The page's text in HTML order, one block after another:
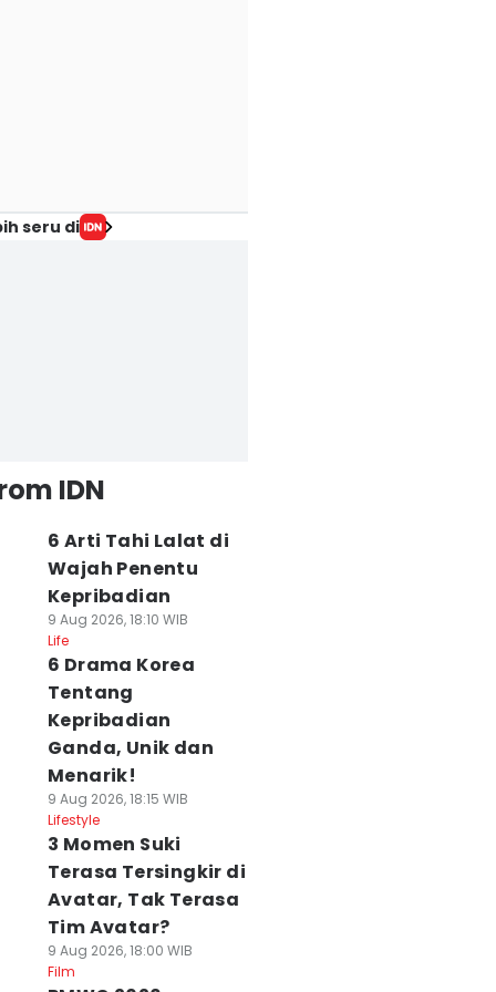
seru di
IDN
6 Arti Tahi Lalat di
Wajah Penentu
Kepribadian
9 Aug 2026, 18:10 WIB
Life
6 Drama Korea
Tentang
Kepribadian
Ganda, Unik dan
Menarik!
9 Aug 2026, 18:15 WIB
Lifestyle
3 Momen Suki
Terasa Tersingkir di
Avatar, Tak Terasa
Tim Avatar?
9 Aug 2026, 18:00 WIB
Film